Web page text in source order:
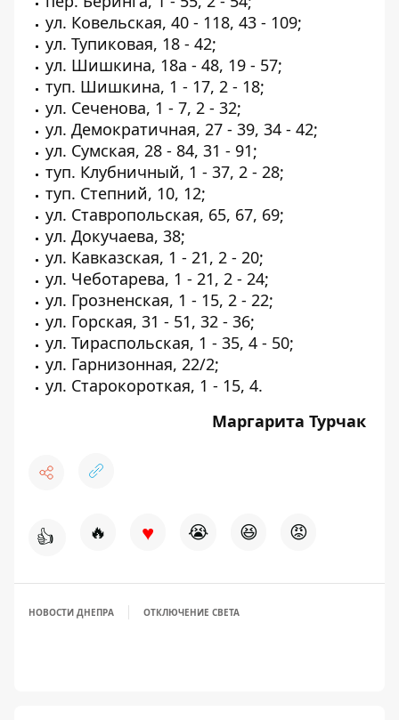
ул. Ковельская, 40 - 118, 43 - 109;
ул. Тупиковая, 18 - 42;
ул. Шишкина, 18а - 48, 19 - 57;
туп. Шишкина, 1 - 17, 2 - 18;
ул. Сеченова, 1 - 7, 2 - 32;
ул. Демократичная, 27 - 39, 34 - 42;
ул. Сумская, 28 - 84, 31 - 91;
туп. Клубничный, 1 - 37, 2 - 28;
туп. Степний, 10, 12;
ул. Ставропольская, 65, 67, 69;
ул. Докучаева, 38;
ул. Кавказская, 1 - 21, 2 - 20;
ул. Чеботарева, 1 - 21, 2 - 24;
ул. Грозненская, 1 - 15, 2 - 22;
ул. Горская, 31 - 51, 32 - 36;
ул. Тираспольская, 1 - 35, 4 - 50;
ул. Гарнизонная, 22/2;
ул. Старокороткая, 1 - 15, 4.
Маргарита Турчак
👍 🔥 ♥ 😭 😆 😡
НОВОСТИ ДНЕПРА ОТКЛЮЧЕНИЕ СВЕТА